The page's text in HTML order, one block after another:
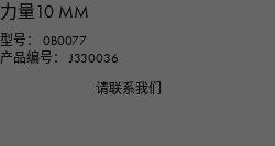
力量10 MM
型号： 0B0077
产品编号： J330036
请联系我们